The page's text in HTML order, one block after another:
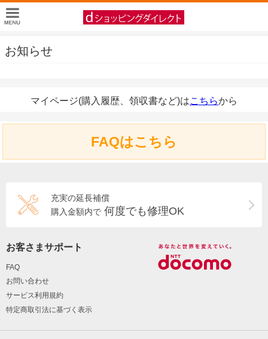
お知らせ
マイページ(購入履歴、領収書など)はこちらから
FAQはこちら
充実の延長補償
購入金額内で 何度でも修理OK
お客さまサポート
FAQ
お問い合わせ
サービス利用規約
特定商取引法に基づく表示